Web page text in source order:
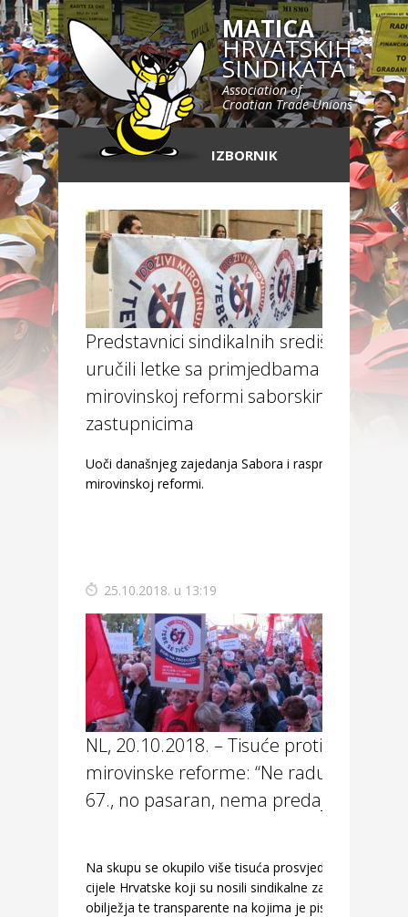
MATICA
HRVATSKIH
SINDIKATA
Association of
Croatian Trade Unions
IZBORNIK
Predstavnici sindikalnih središnjica
uručili letke sa primjedbama o
mirovinskoj reformi saborskim
zastupnicima
Uoči današnjeg zajedanja Sabora i rasprave o
mirovinskoj reformi.
25.10.2018. u 13:19
NL, 20.10.2018. – Tisuće protiv
mirovinske reforme: “Ne radu do
67., no pasaran, nema predaje! “
Na skupu se okupilo više tisuća prosvjednika iz
cijele Hrvatske koji su nosili sindikalne zastave i
obilježja te transparente na kojima je pisalo